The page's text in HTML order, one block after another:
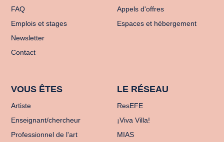
FAQ
Emplois et stages
Newsletter
Contact
Appels d'offres
Espaces et hébergement
VOUS ÊTES
Artiste
Enseignant/chercheur
Professionnel de l'art
LE RÉSEAU
ResEFE
¡Viva Villa!
MIAS